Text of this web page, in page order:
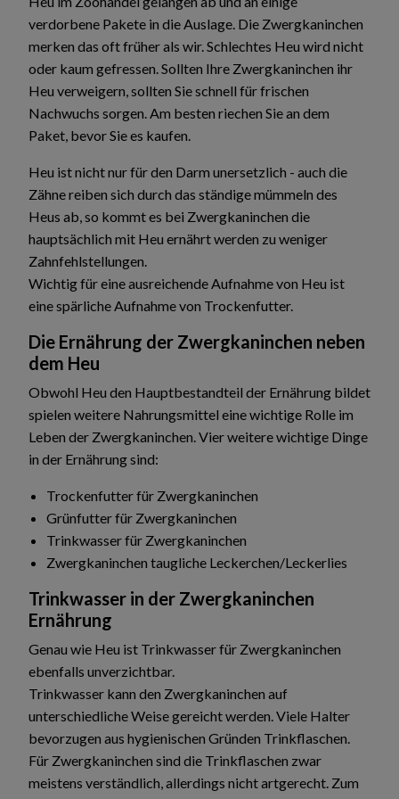
verdorbene Pakete in die Auslage. Die Zwergkaninchen
merken das oft früher als wir. Schlechtes Heu wird nicht
oder kaum gefressen. Sollten Ihre Zwergkaninchen ihr
Heu verweigern, sollten Sie schnell für frischen
Nachwuchs sorgen. Am besten riechen Sie an dem
Paket, bevor Sie es kaufen.
Heu ist nicht nur für den Darm unersetzlich - auch die
Zähne reiben sich durch das ständige mümmeln des
Heus ab, so kommt es bei Zwergkaninchen die
hauptsächlich mit Heu ernährt werden zu weniger
Zahnfehlstellungen.
Wichtig für eine ausreichende Aufnahme von Heu ist
eine spärliche Aufnahme von Trockenfutter.
Die Ernährung der Zwergkaninchen neben
dem Heu
Obwohl Heu den Hauptbestandteil der Ernährung bildet
spielen weitere Nahrungsmittel eine wichtige Rolle im
Leben der Zwergkaninchen. Vier weitere wichtige Dinge
in der Ernährung sind:
Trockenfutter für Zwergkaninchen
Grünfutter für Zwergkaninchen
Trinkwasser für Zwergkaninchen
Zwergkaninchen taugliche Leckerchen/Leckerlies
Trinkwasser in der Zwergkaninchen
Ernährung
Genau wie Heu ist Trinkwasser für Zwergkaninchen
ebenfalls unverzichtbar.
Trinkwasser kann den Zwergkaninchen auf
unterschiedliche Weise gereicht werden. Viele Halter
bevorzugen aus hygienischen Gründen Trinkflaschen.
Für Zwergkaninchen sind die Trinkflaschen zwar
meistens verständlich, allerdings nicht artgerecht. Zum